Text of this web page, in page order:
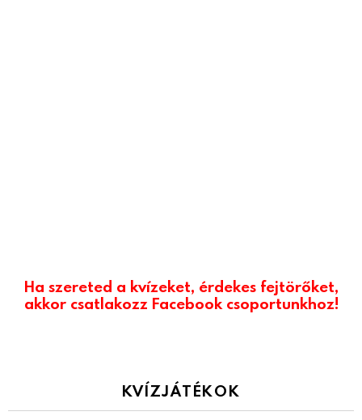
Ha szereted a kvízeket, érdekes fejtörőket,
akkor csatlakozz Facebook csoportunkhoz!
KVÍZJÁTÉKOK